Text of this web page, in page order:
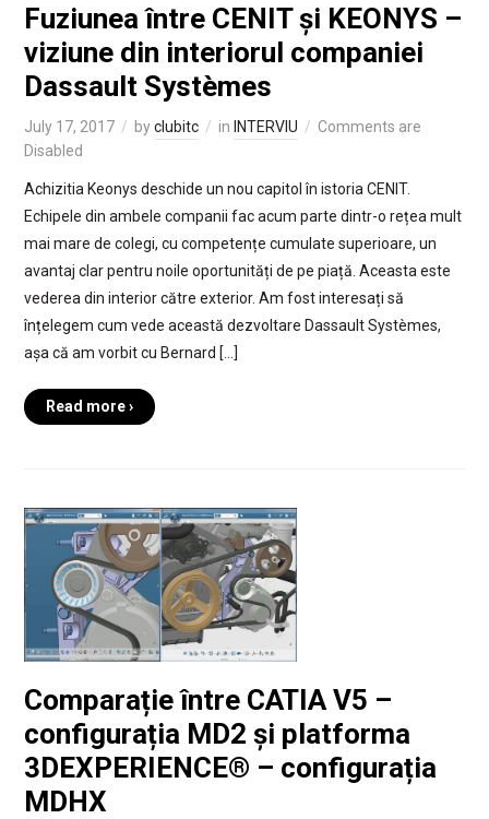
Fuziunea între CENIT și KEONYS –
viziune din interiorul companiei
Dassault Systèmes
July 17, 2017 byclubitc in INTERVIU
Comments are
Disabled
Achizitia Keonys deschide un nou capitol în istoria CENIT.
Echipele din ambele companii fac acum parte dintr-o rețea mult
mai mare de colegi, cu competențe cumulate superioare, un
avantaj clar pentru noile oportunități de pe piață. Aceasta este
vederea din interior către exterior. Am fost interesați să
înțelegem cum vede această dezvoltare Dassault Systèmes,
așa că am vorbit cu Bernard […]
Read more ›
Comparație între CATIA V5 –
configurația MD2 și platforma
3DEXPERIENCE® – configurația
MDHX